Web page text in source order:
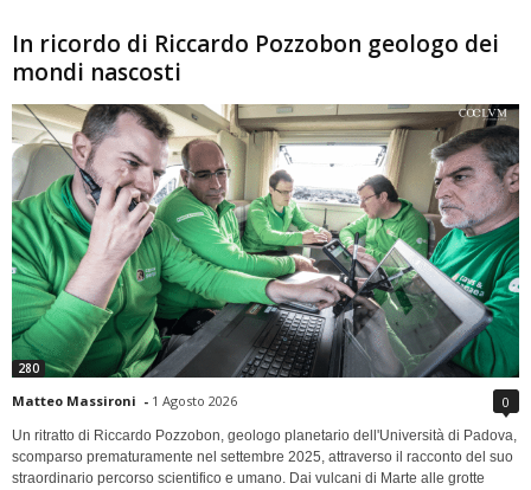
In ricordo di Riccardo Pozzobon geologo dei
mondi nascosti
280
Matteo Massironi - 1 Agosto 2026 0
Un ritratto di Riccardo Pozzobon, geologo planetario dell'Università di Padova,
scomparso prematuramente nel settembre 2025, attraverso il racconto del suo
straordinario percorso scientifico e umano. Dai vulcani di Marte alle grotte